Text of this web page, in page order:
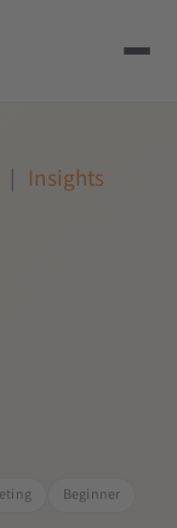
| Insights
Beginner